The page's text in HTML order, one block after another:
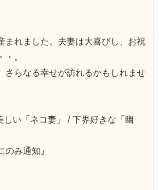
まれました。夫妻は大喜びし、お祝
。
さらなる幸せが訪れるかもしれませ
しい「ネコ妻」 / 下界好きな「幽
み通知』